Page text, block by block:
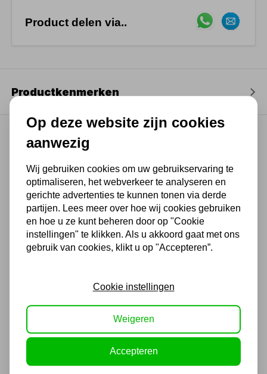
Product delen via..
Productkenmerken
(4,3/ 5)
Chat met ons van 9:00 tot 21:00 !
Voor 16.00 u besteld, dezelfde dag
verzonden
(Technische) Vragen ? Bel ons +31
1.500 m2 winkel in Rijssen !
Twents familiebedrijf sinds 1992 !
Op deze website zijn cookies
aanwezig
Wij gebruiken cookies om uw gebruikservaring te
optimaliseren, het webverkeer te analyseren en
gerichte advertenties te kunnen tonen via derde
partijen. Lees meer over hoe wij cookies gebruiken
en hoe u ze kunt beheren door op "Cookie
instellingen" te klikken. Als u akkoord gaat met ons
gebruik van cookies, klikt u op "Accepteren”.
Cookie instellingen
Weigeren
Accepteren